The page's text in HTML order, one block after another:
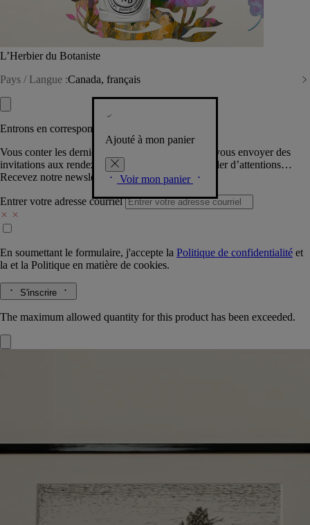
L’Herbier du Botaniste
Pays / Langue :Canada, français
Ajouté à mon panier
Voir mon panier
Entrons en correspondance​
Vous conter les dernières créations de la Maison, vous envoyer des
invitations aux rendez-vous Diptyque, vous combler d’attentions…
Recevez notre newsletter.
Entrer votre adresse courriel
En soumettant le formulaire, j'accepte la Politique de confidentialité et
la et la Politique en matière de cookies.
S'inscrire
The maximum allowed quantity for this product has been exceeded.